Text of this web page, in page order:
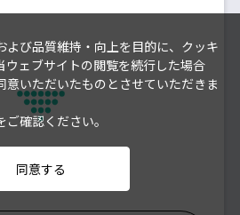
換設定が完了
よび品質維持・向上を目的に、クッキ
ウェブサイトの閲覧を続行した場合
意いただいたものとさせていただきま
ご確認ください。
同意する